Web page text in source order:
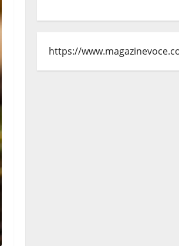
https://